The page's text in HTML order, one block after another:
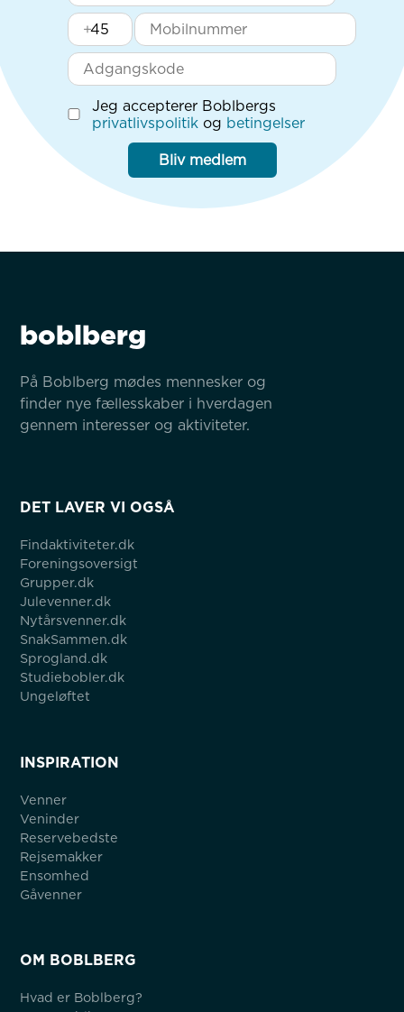
+
Jeg accepterer Boblbergs
privatlivspolitik og betingelser
Bliv medlem
boblberg
På Boblberg mødes mennesker og
finder nye fællesskaber i hverdagen
gennem interesser og aktiviteter.
DET LAVER VI OGSÅ
Findaktiviteter.dk
Foreningsoversigt
Grupper.dk
Julevenner.dk
Nytårsvenner.dk
SnakSammen.dk
Sprogland.dk
Studiebobler.dk
Ungeløftet
INSPIRATION
Venner
Veninder
Reservebedste
Rejsemakker
Ensomhed
Gåvenner
OM BOBLBERG
Hvad er Boblberg?